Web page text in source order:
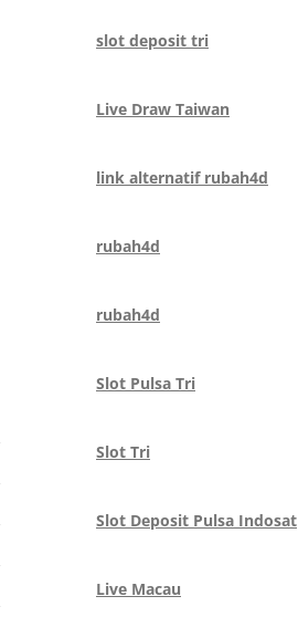
slot deposit tri
Live Draw Taiwan
link alternatif rubah4d
rubah4d
rubah4d
Slot Pulsa Tri
Slot Tri
Slot Deposit Pulsa Indosat
Live Macau